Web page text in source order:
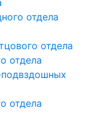
отдела
отдела
отдела
отдела